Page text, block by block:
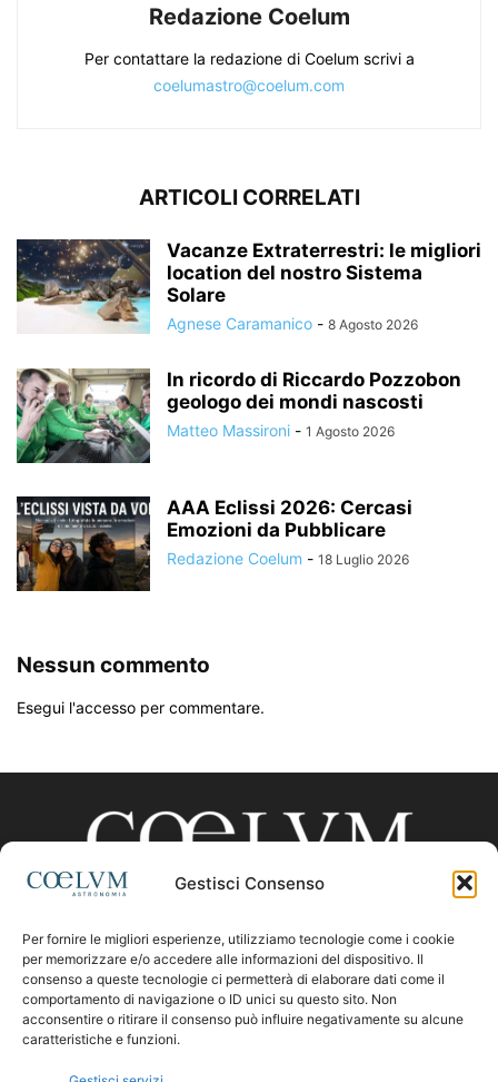
Gestisci Consenso
Per fornire le migliori esperienze, utilizziamo tecnologie come i cookie
per memorizzare e/o accedere alle informazioni del dispositivo. Il
consenso a queste tecnologie ci permetterà di elaborare dati come il
comportamento di navigazione o ID unici su questo sito. Non
acconsentire o ritirare il consenso può influire negativamente su alcune
caratteristiche e funzioni.
Redazione Coelum
Per contattare la redazione di Coelum scrivi a
coelumastro@coelum.com
ARTICOLI CORRELATI
Vacanze Extraterrestri: le migliori
location del nostro Sistema
Solare
Agnese Caramanico - 8 Agosto 2026
In ricordo di Riccardo Pozzobon
geologo dei mondi nascosti
Matteo Massironi - 1 Agosto 2026
AAA Eclissi 2026: Cercasi
Emozioni da Pubblicare
Redazione Coelum - 18 Luglio 2026
Nessun commento
Esegui l'accesso per commentare.
CHI SIAMO
Contattaci:coelumastro@coelum.com